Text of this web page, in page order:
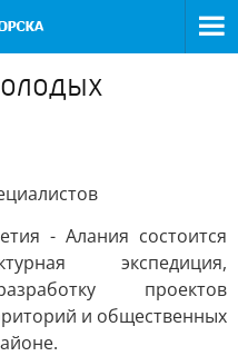
- Алания состоится
экспедиция,
проектов
и общественных